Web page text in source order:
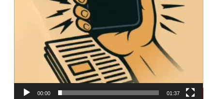
00:00 01:37